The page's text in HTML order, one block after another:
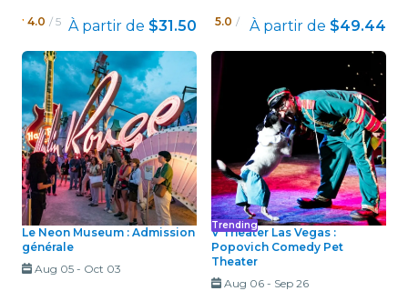
4.0 / 5 À partir de $31.50 5.0 / 5 À partir de $49.44
Le Neon Museum : Admission
générale
Aug 05- Oct 03
Trending
V Theater Las Vegas :
Popovich Comedy Pet
Theater
Aug 06- Sep 26